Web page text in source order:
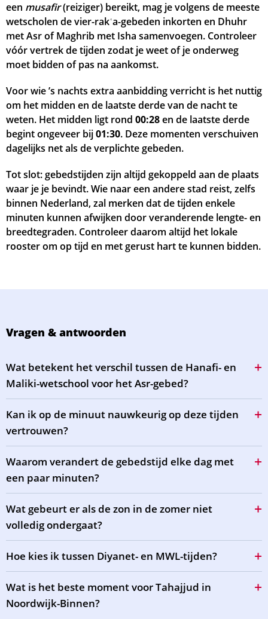
een musafir(reiziger) bereikt, mag je volgens de meeste
wetscholen de vier-rakʿa-gebeden inkorten en Dhuhr
met Asr of Maghrib met Isha samenvoegen. Controleer
vóór vertrek de tijden zodat je weet of je onderweg
moet bidden of pas na aankomst.
Voor wie ’s nachts extra aanbidding verricht is het nuttig
om het midden en de laatste derde van de nacht te
weten. Het midden ligt rond 00:28en de laatste derde
begint ongeveer bij01:30. Deze momenten verschuiven
dagelijks net als de verplichte gebeden.
Tot slot: gebedstijden zijn altijd gekoppeld aan de plaats
waar je je bevindt. Wie naar een andere stad reist, zelfs
binnen Nederland, zal merken dat de tijden enkele
minuten kunnen afwijken door veranderende lengte- en
breedtegraden. Controleer daarom altijd het lokale
rooster om op tijd en met gerust hart te kunnen bidden.
Vragen & antwoorden
Wat betekent het verschil tussen de Hanafi- en
Maliki-wetschool voor het Asr-gebed?
Kan ik op de minuut nauwkeurig op deze tijden
vertrouwen?
Waarom verandert de gebedstijd elke dag met
een paar minuten?
Wat gebeurt er als de zon in de zomer niet
volledig ondergaat?
Hoe kies ik tussen Diyanet- en MWL-tijden?
Wat is het beste moment voor Tahajjud in
Noordwijk-Binnen?